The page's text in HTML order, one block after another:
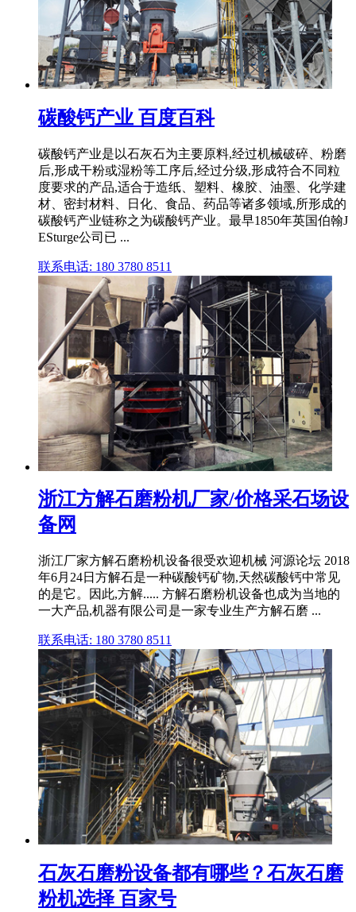
碳酸钙产业 百度百科
碳酸钙产业是以石灰石为主要原料,经过机械破碎、粉磨
后,形成干粉或湿粉等工序后,经过分级,形成符合不同粒
度要求的产品,适合于造纸、塑料、橡胶、油墨、化学建
材、密封材料、日化、食品、药品等诸多领域,所形成的
碳酸钙产业链称之为碳酸钙产业。最早1850年英国伯翰J
ESturge公司已 ...
联系电话: 180 3780 8511
浙江方解石磨粉机厂家/价格采石场设
备网
浙江厂家方解石磨粉机设备很受欢迎机械 河源论坛 2018
年6月24日方解石是一种碳酸钙矿物,天然碳酸钙中常见
的是它。因此,方解..... 方解石磨粉机设备也成为当地的
一大产品,机器有限公司是一家专业生产方解石磨 ...
联系电话: 180 3780 8511
石灰石磨粉设备都有哪些？石灰石磨
粉机选择 百家号